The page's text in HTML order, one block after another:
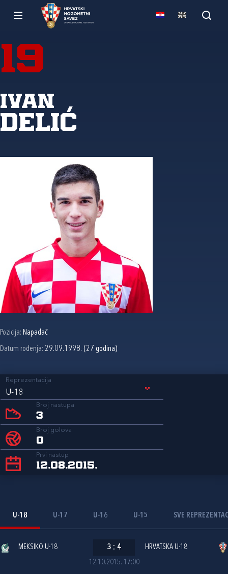
19
Ivan
Delić
Pozicija: Napadač
Datum rođenja: 29.09.1998. (27 godina)
Reprezentacija
U-18
Broj nastupa
3
Broj golova
0
Prvi nastup
12.08.2015.
U-18 U-17 U-16 U-15 SVE
12.10.2015. 17:00
MEKSIKO U-18 3 : 4 HRVATSKA U-18